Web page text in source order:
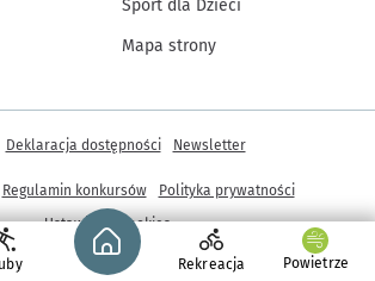
Strona główna - wroclaw.pl
Rekreacja Powietrze
Sport dla Dzieci
Mapa strony
2005-2026, ARAW S.A., Gmina Wrocław
Deklaracja dostępności Newsletter
Regulamin konkursów
Polityka prywatności
Ustawienia cookies